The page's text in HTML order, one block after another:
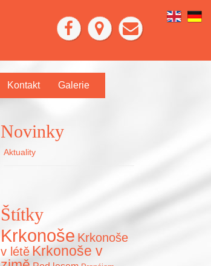
Kontakt Galerie
Novinky
Aktuality
Štítky
Krkonoše Krkonoše
v létě Krkonoše v